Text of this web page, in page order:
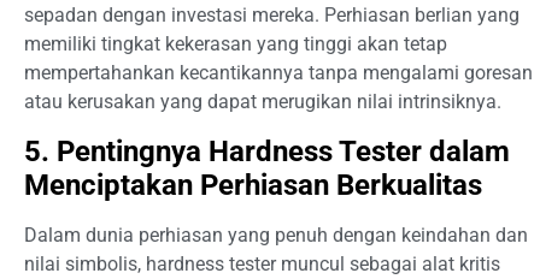
sepadan dengan investasi mereka. Perhiasan berlian yang
memiliki tingkat kekerasan yang tinggi akan tetap
mempertahankan kecantikannya tanpa mengalami goresan
atau kerusakan yang dapat merugikan nilai intrinsiknya.
5. Pentingnya Hardness Tester dalam
Menciptakan Perhiasan Berkualitas
Dalam dunia perhiasan yang penuh dengan keindahan dan
nilai simbolis, hardness tester muncul sebagai alat kritis